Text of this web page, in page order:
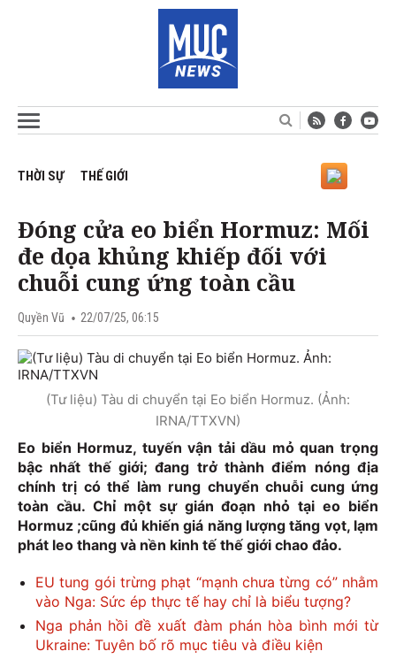
THỜI SỰ THẾ GIỚI
Đóng cửa eo biển Hormuz: Mối
đe dọa khủng khiếp đối với
chuỗi cung ứng toàn cầu
Quyền Vũ 22/07/25, 06:15
(Tư liệu) Tàu di chuyển tại Eo biển Hormuz. (Ảnh:
IRNA/TTXVN)
Eo biển Hormuz, tuyến vận tải dầu mỏ quan trọng
bậc nhất thế giới; đang trở thành điểm nóng địa
chính trị có thể làm rung chuyển chuỗi cung ứng
toàn cầu. Chỉ một sự gián đoạn nhỏ tại eo biển
Hormuz ;cũng đủ khiến giá năng lượng tăng vọt, lạm
phát leo thang và nền kinh tế thế giới chao đảo.
EU tung gói trừng phạt “mạnh chưa từng có” nhằm
vào Nga: Sức ép thực tế hay chỉ là biểu tượng?
Nga phản hồi đề xuất đàm phán hòa bình mới từ
Ukraine: Tuyên bố rõ mục tiêu và điều kiện